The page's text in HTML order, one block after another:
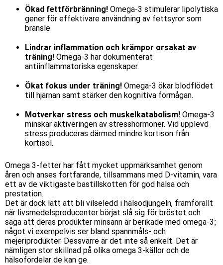
Ökad fettförbränning! Omega-3 stimulerar lipolytiska
gener för effektivare användning av fettsyror som
bränsle.
Lindrar inflammation och krämpor orsakat av
träning! Omega-3 har dokumenterat
antiinflammatoriska egenskaper.
Ökat fokus under träning! Omega-3 ökar blodflödet
till hjärnan samt stärker den kognitiva förmågan.
Motverkar stress och muskelkatabolism! Omega-3
minskar aktiveringen av stresshormoner. Vid upplevd
stress produceras därmed mindre kortison från
kortisol.
Omega 3-fetter har fått mycket uppmärksamhet genom
åren och anses fortfarande, tillsammans med D-vitamin, vara
ett av de viktigaste bastillskotten för god hälsa och
prestation.
Det är dock lätt att bli vilseledd i hälsodjungeln, framförallt
när livsmedelsproducenter börjat slå sig för bröstet och
säga att deras produkter minsann är berikade med omega-3;
något vi exempelvis ser bland spannmåls- och
mejeriprodukter. Dessvärre är det inte så enkelt. Det är
nämligen stor skillnad på olika omega 3-källor och de
hälsofördelar de kan ge.